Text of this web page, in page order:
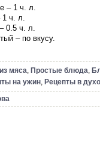
– 1 ч. л.
1 ч. л.
0.5 ч. л.
– по вкусу.
мяса, Простые блюда,
на ужин, Рецепты в